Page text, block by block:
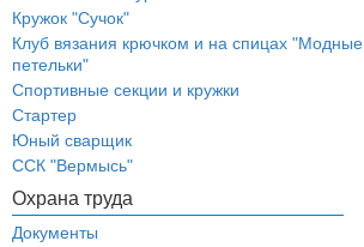
Кружок "Сучок"
Клуб вязания крючком и на спицах "Модные
петельки"
Спортивные секции и кружки
Стартер
Юный сварщик
ССК "Вермысь"
Охрана труда
Документы